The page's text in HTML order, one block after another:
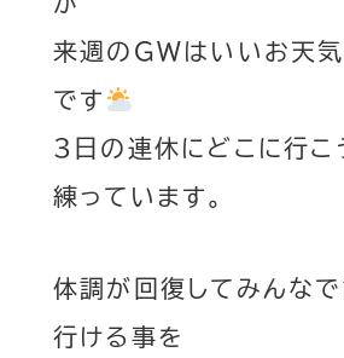
来週のGWはいいお天気
です
3日の連休にどこに行こ
練っています。
体調が回復してみんな
行ける事を